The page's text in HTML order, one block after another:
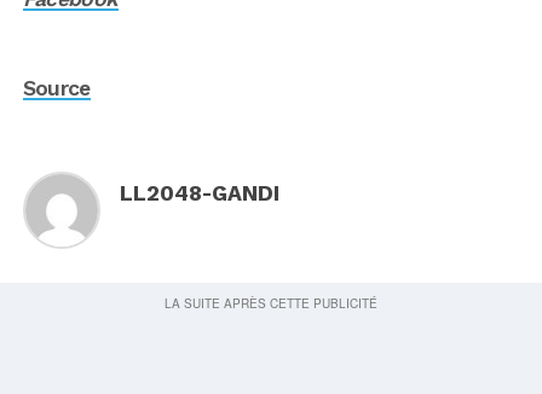
Source
LL2048-GANDI